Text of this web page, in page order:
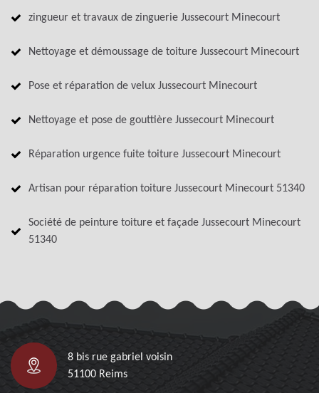
zingueur et travaux de zinguerie Jussecourt Minecourt
Nettoyage et démoussage de toiture Jussecourt Minecourt
Pose et réparation de velux Jussecourt Minecourt
Nettoyage et pose de gouttière Jussecourt Minecourt
Réparation urgence fuite toiture Jussecourt Minecourt
Artisan pour réparation toiture Jussecourt Minecourt 51340
Société de peinture toiture et façade Jussecourt Minecourt
51340
8 bis rue gabriel voisin
51100 Reims